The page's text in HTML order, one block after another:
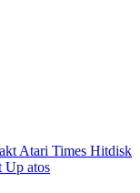
Atari Times Hitdisk
Up atos